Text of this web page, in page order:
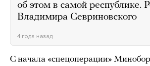
об этом в самой республике.
Владимира Севриновского
4 года назад
С начала «спецоперации»